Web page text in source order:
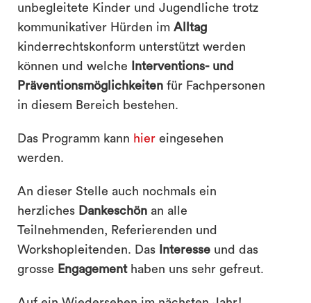
unbegleitete Kinder und Jugendliche trotz
kommunikativer Hürden im Alltag
kinderrechtskonform unterstützt werden
können und welche
Interventions- und
Präventionsmöglichkeitenfür Fachpersonen
in diesem Bereich bestehen.
Das Programm kann hiereingesehen
werden.
An dieser Stelle auch nochmals ein
herzliches Dankeschönan alle
Teilnehmenden, Referierenden und
Workshopleitenden. Das
Interesseund das
grosse Engagementhaben uns sehr gefreut.